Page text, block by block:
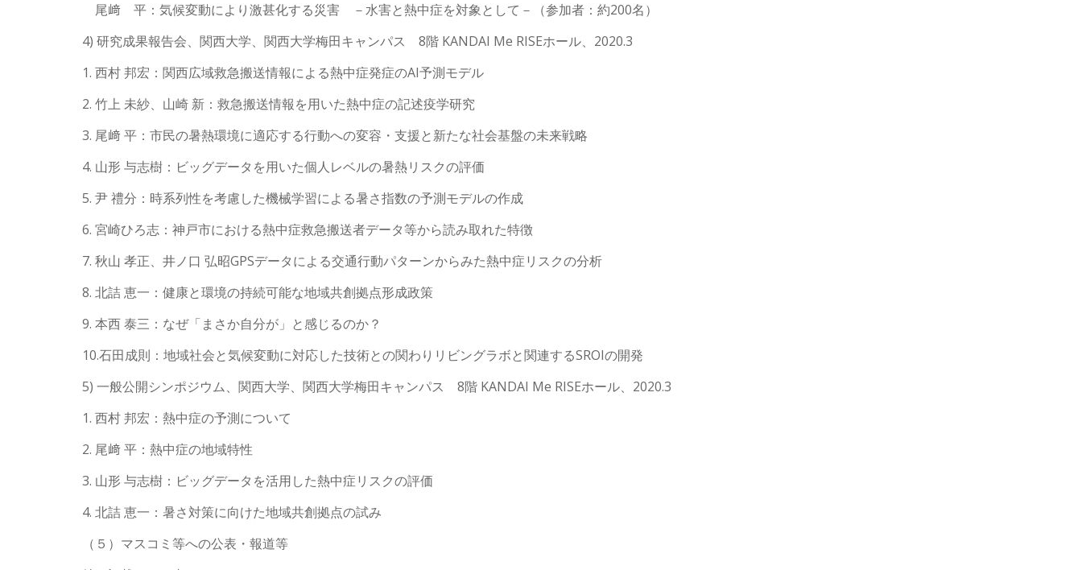
尾﨑 平：気候変動により激甚化する災害 －水害と熱中症を対象として－（参加者：約200名）
4) 研究成果報告会、関西大学、関西大学梅田キャンパス 8階 KANDAI Me RISEホール、2020.3
1. 西村 邦宏：関西広域救急搬送情報による熱中症発症のAI予測モデル
2. 竹上 未紗、山崎 新：救急搬送情報を用いた熱中症の記述疫学研究
3. 尾﨑 平：市民の暑熱環境に適応する行動への変容・支援と新たな社会基盤の未来戦略
4. 山形 与志樹：ビッグデータを用いた個人レベルの暑熱リスクの評価
5. 尹 禮分：時系列性を考慮した機械学習による暑さ指数の予測モデルの作成
6. 宮崎ひろ志：神戸市における熱中症救急搬送者データ等から読み取れた特徴
7. 秋山 孝正、井ノ口 弘昭GPSデータによる交通行動パターンからみた熱中症リスクの分析
8. 北詰 恵一：健康と環境の持続可能な地域共創拠点形成政策
9. 本西 泰三：なぜ「まさか自分が」と感じるのか？
10.石田成則：地域社会と気候変動に対応した技術との関わりリビングラボと関連するSROIの開発
5) 一般公開シンポジウム、関西大学、関西大学梅田キャンパス 8階 KANDAI Me RISEホール、2020.3
1. 西村 邦宏：熱中症の予測について
2. 尾﨑 平：熱中症の地域特性
3. 山形 与志樹：ビッグデータを活用した熱中症リスクの評価
4. 北詰 恵一：暑さ対策に向けた地域共創拠点の試み
（５）マスコミ等への公表・報道等